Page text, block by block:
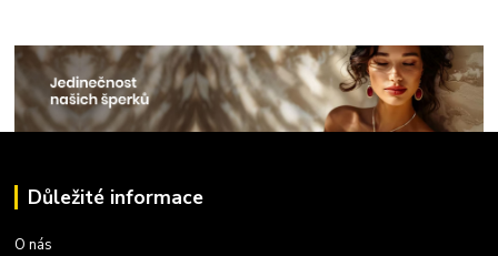
Důležité informace
O nás